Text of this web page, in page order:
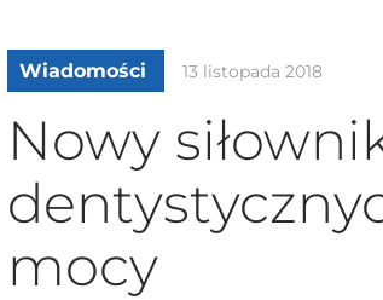
Wiadomości 13 listopada 2018
Nowy
mocy